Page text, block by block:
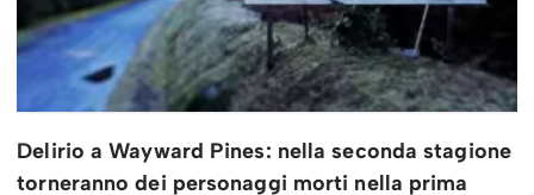
Delirio a Wayward Pines: nella seconda stagione
torneranno dei personaggi morti nella prima